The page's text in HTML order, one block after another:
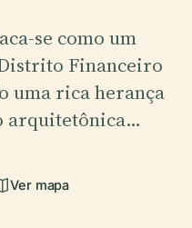
se como um
Financeiro
uma rica herança
arquitetônica…
Ver mapa